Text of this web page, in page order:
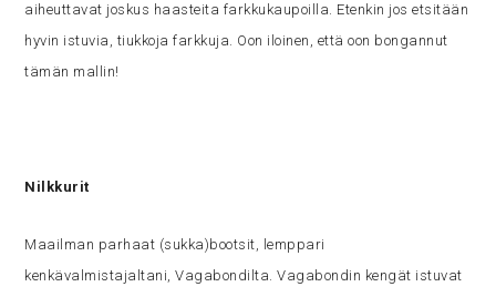
aiheuttavat joskus haasteita farkkukaupoilla. Etenkin jos etsitään
hyvin istuvia, tiukkoja farkkuja. Oon iloinen, että oon bongannut
tämän mallin!
Nilkkurit
Maailman parhaat (sukka)bootsit, lemppari
kenkävalmistajaltani, Vagabondilta. Vagabondin kengät istuvat